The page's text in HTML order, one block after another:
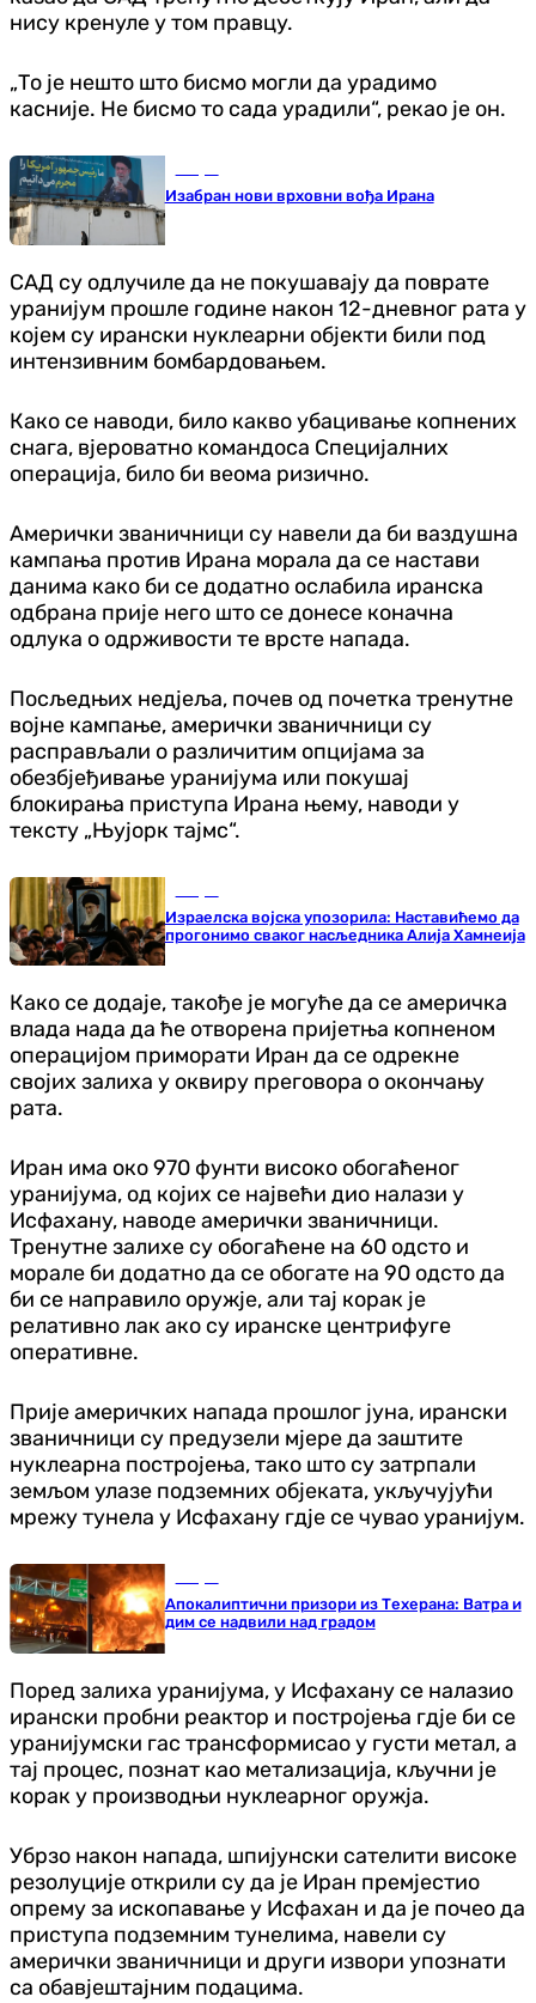
нису кренуле у том правцу.
„То је нешто што бисмо могли да урадимо
касније. Не бисмо то сада урадили“, рекао је он.
Изабран нови врховни вођа Ирана
САД су одлучиле да не покушавају да поврате
уранијум прошле године након 12-дневног рата у
којем су ирански нуклеарни објекти били под
интензивним бомбардовањем.
Како се наводи, било какво убацивање копнених
снага, вјероватно командоса Специјалних
операција, било би веома ризично.
Амерички званичници су навели да би ваздушна
кампања против Ирана морала да се настави
данима како би се додатно ослабила иранска
одбрана прије него што се донесе коначна
одлука о одрживости те врсте напада.
Посљедњих недјеља, почев од почетка тренутне
војне кампање, амерички званичници су
расправљали о различитим опцијама за
обезбјеђивање уранијума или покушај
блокирања приступа Ирана њему, наводи у
тексту „Њујорк тајмс“.
Израелска војска упозорила: Наставићемо да
прогонимо сваког насљедника Алија Хамнеија
Како се додаје, такође је могуће да се америчка
влада нада да ће отворена пријетња копненом
операцијом приморати Иран да се одрекне
својих залиха у оквиру преговора о окончању
рата.
Иран има око 970 фунти високо обогаћеног
уранијума, од којих се највећи дио налази у
Исфахану, наводе амерички званичници.
Тренутне залихе су обогаћене на 60 одсто и
морале би додатно да се обогате на 90 одсто да
би се направило оружје, али тај корак је
релативно лак ако су иранске центрифуге
оперативне.
Прије америчких напада прошлог јуна, ирански
званичници су предузели мјере да заштите
нуклеарна постројења, тако што су затрпали
земљом улазе подземних објеката, укључујући
мрежу тунела у Исфахану гдје се чувао уранијум.
Апокалиптични призори из Техерана: Ватра и
дим се надвили над градом
Поред залиха уранијума, у Исфахану се налазио
ирански пробни реактор и постројења гдје би се
уранијумски гас трансформисао у густи метал, а
тај процес, познат као метализација, кључни је
корак у производњи нуклеарног оружја.
Убрзо након напада, шпијунски сателити високе
резолуције открили су да је Иран премјестио
опрему за ископавање у Исфахан и да је почео да
приступа подземним тунелима, навели су
амерички званичници и други извори упознати
са обавјештајним подацима.